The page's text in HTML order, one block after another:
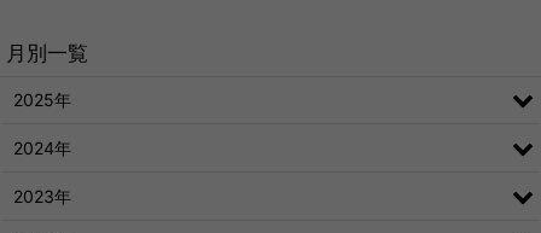
月別一覧
2025年
2024年
2023年